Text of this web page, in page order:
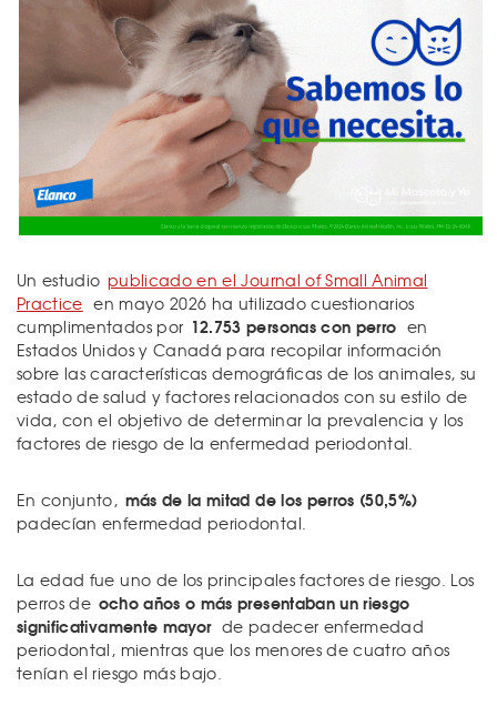
Un estudio publicado en el Journal of Small Animal
Practice en mayo 2026 ha utilizado cuestionarios
cumplimentados por 12.753 personas con perro en
Estados Unidos y Canadá para recopilar información
sobre las características demográficas de los animales, su
estado de salud y factores relacionados con su estilo de
vida, con el objetivo de determinar la prevalencia y los
factores de riesgo de la enfermedad periodontal.
En conjunto, más de la mitad de los perros (50,5%)
padecían enfermedad periodontal.
La edad fue uno de los principales factores de riesgo. Los
perros de ocho años o más presentaban un riesgo
significativamente mayor de padecer enfermedad
periodontal, mientras que los menores de cuatro años
tenían el riesgo más bajo.